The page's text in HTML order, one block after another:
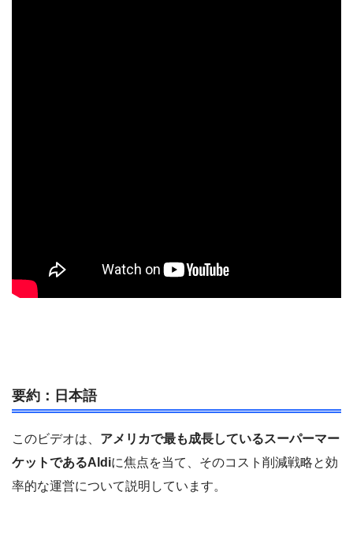
要約：日本語
このビデオは、 アメリカで最も成長しているスーパーマー
ケットであるAldiに焦点を当て、そのコスト削減戦略と効
率的な運営について説明しています。